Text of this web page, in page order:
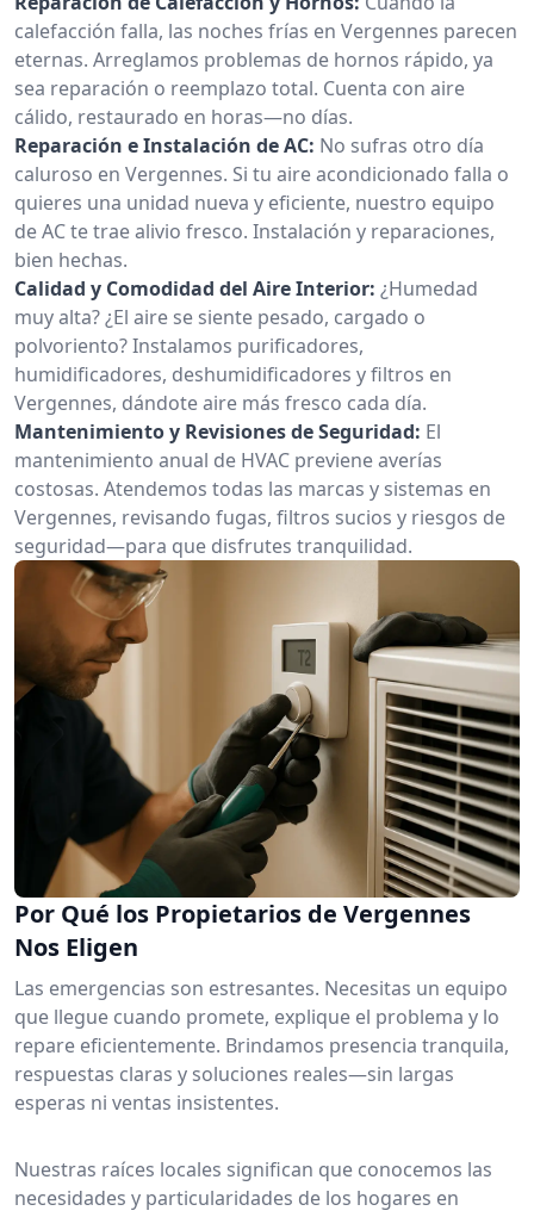
calefacción falla, las noches frías en Vergennes parecen
eternas. Arreglamos problemas de hornos rápido, ya
sea reparación o reemplazo total. Cuenta con aire
cálido, restaurado en horas—no días.
Reparación e Instalación de AC: No sufras otro día
caluroso en Vergennes. Si tu aire acondicionado falla o
quieres una unidad nueva y eficiente, nuestro equipo
de AC te trae alivio fresco. Instalación y reparaciones,
bien hechas.
Calidad y Comodidad del Aire Interior: ¿Humedad
muy alta? ¿El aire se siente pesado, cargado o
polvoriento? Instalamos purificadores,
humidificadores, deshumidificadores y filtros en
Vergennes, dándote aire más fresco cada día.
Mantenimiento y Revisiones de Seguridad: El
mantenimiento anual de HVAC previene averías
costosas. Atendemos todas las marcas y sistemas en
Vergennes, revisando fugas, filtros sucios y riesgos de
seguridad—para que disfrutes tranquilidad.
Por Qué los Propietarios de Vergennes
Nos Eligen
Las emergencias son estresantes. Necesitas un equipo
que llegue cuando promete, explique el problema y lo
repare eficientemente. Brindamos presencia tranquila,
respuestas claras y soluciones reales—sin largas
esperas ni ventas insistentes.
Nuestras raíces locales significan que conocemos las
necesidades y particularidades de los hogares en